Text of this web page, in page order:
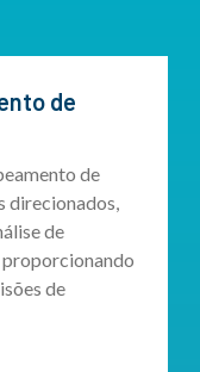
de
direcionados,
de
de